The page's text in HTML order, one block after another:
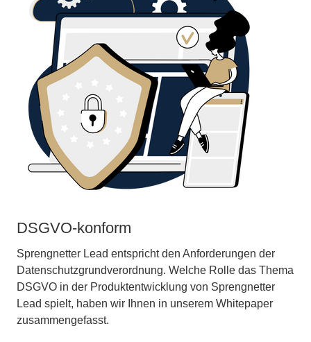
DSGVO-konform
Sprengnetter Lead entspricht den Anforderungen der
Datenschutzgrundverordnung. Welche Rolle das Thema
DSGVO in der Produktentwicklung von Sprengnetter
Lead spielt, haben wir Ihnen in unserem Whitepaper
zusammengefasst.